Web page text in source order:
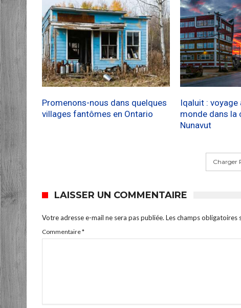
Promenons-nous dans quelques
villages fantômes en Ontario
Iqaluit : voyage
monde dans la
Nunavut
Charger
LAISSER UN COMMENTAIRE
Votre adresse e-mail ne sera pas publiée. Les champs obligatoires
Commentaire*